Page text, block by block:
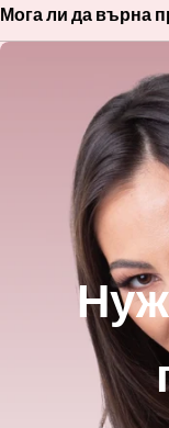
Мога ли да върна